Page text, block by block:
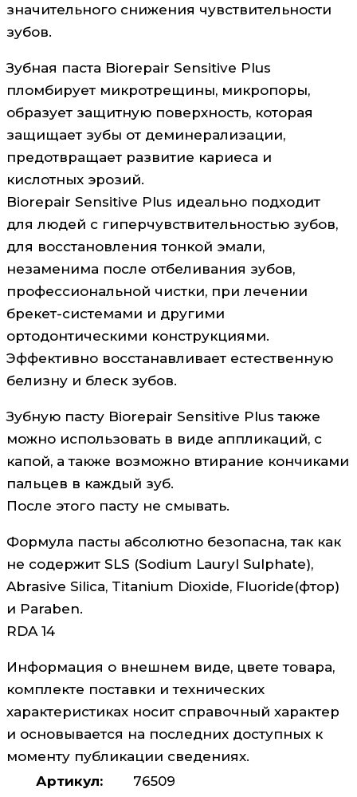
значительного снижения чувствительности
зубов.
Зубная паста Biorepair Sensitive Plus
пломбирует микротрещины, микропоры,
образует защитную поверхность, которая
защищает зубы от деминерализации,
предотвращает развитие кариеса и
кислотных эрозий.
Biorepair Sensitive Plus идеально подходит
для людей с гиперчувствительностью зубов,
для восстановления тонкой эмали,
незаменима после отбеливания зубов,
профессиональной чистки, при лечении
брекет-системами и другими
ортодонтическими конструкциями.
Эффективно восстанавливает естественную
белизну и блеск зубов.
Зубную пасту Biorepair Sensitive Plus также
можно использовать в виде аппликаций, с
капой, а также возможно втирание кончиками
пальцев в каждый зуб.
После этого пасту не смывать.
Формула пасты абсолютно безопасна, так как
не содержит SLS (Sodium Lauryl Sulphate),
Abrasive Silica, Titanium Dioxide, Fluoride(фтор)
и Paraben.
RDA 14
Информация о внешнем виде, цвете товара,
комплекте поставки и технических
характеристиках носит справочный характер
и основывается на последних доступных к
моменту публикации сведениях.
Артикул:
76509